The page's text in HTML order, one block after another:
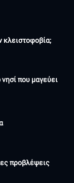
που μαγεύει
προβλέψεις